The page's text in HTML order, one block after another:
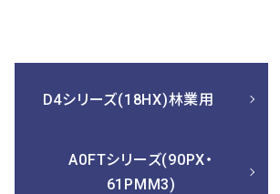
D4シリーズ(18HX)林業用
A0FTシリーズ(90PX・
61PMM3)